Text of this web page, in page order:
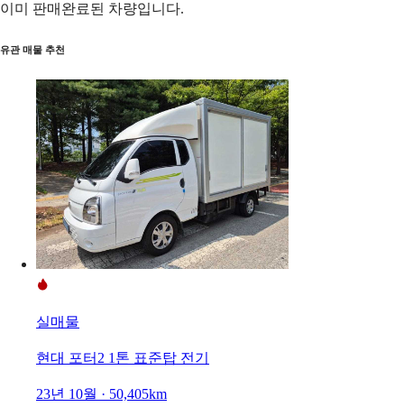
이미 판매완료된 차량입니다.
유관 매물 추천
실매물
현대 포터2 1톤 표준탑 전기
23년 10월 · 50,405km